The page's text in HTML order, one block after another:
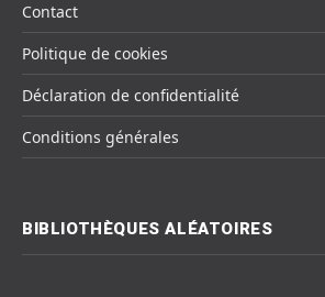
Contact
Politique de cookies
Déclaration de confidentialité
Conditions générales
BIBLIOTHÈQUES ALÉATOIRES